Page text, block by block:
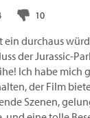
ein durchaus
der Jurassic-
Ich habe mich
der Film
Szenen,